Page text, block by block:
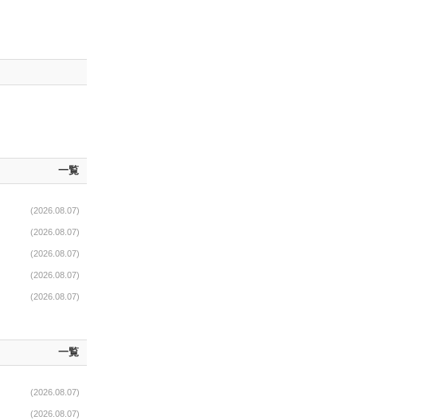
一覧
(2026.08.07)
(2026.08.07)
(2026.08.07)
(2026.08.07)
(2026.08.07)
一覧
(2026.08.07)
(2026.08.07)